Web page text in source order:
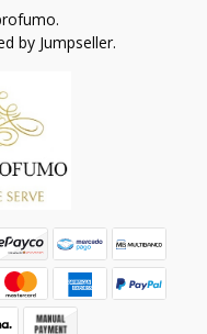
by Jumpseller.